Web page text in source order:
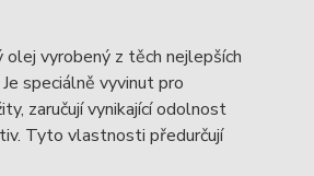
vyrobený z těch nejlepších
speciálně vyvinut pro
zaručují vynikající odolnost
Tyto vlastnosti předurčují